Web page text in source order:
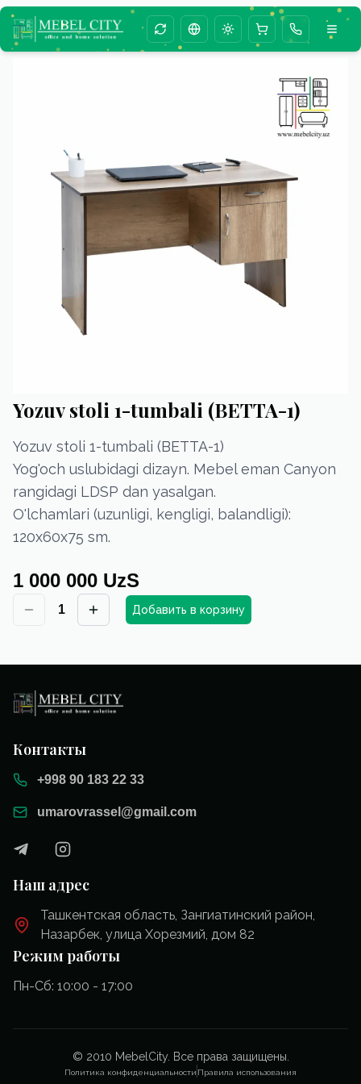
Change season animation
Change language
Toggle theme
Yozuv stoli 1-tumbali (BETTA-1)
Yozuv stoli 1-tumbali (BETTA-1)
Yog'och uslubidagi dizayn. Mebel eman Canyon
rangidagi LDSP dan yasalgan.
O'lchamlari (uzunligi, kengligi, balandligi):
120х60х75 sm.
1 000 000 UzS
1 Добавить в корзину
Контакты
+998 90 183 22 33
umarovrassel@gmail.com
Наш адрес
Ташкентская область, Зангиатинский район,
Назарбек, улица Хорезмий, дом 82
Режим работы
Пн-Сб: 10:00 - 17:00
© 2010 MebelCity. Все права защищены.
Политика конфиденциальности Правила использования